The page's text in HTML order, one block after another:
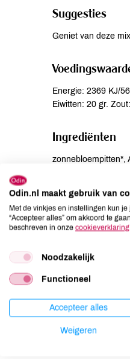
Suggesties
Geniet van deze
Energie: 2369 KJ/
Eiwitten: 20 gr.
Ingrediënten
zonnebloempitten*,
Allergenen
Aardnoten
Gluten
Lactose
Mosterd
Noten
Odin.nl maakt gebruik van
Met de vinkjes en instellingen kun
“Accepteer alles” om akkoord te
beschreven in onze cookieverklaring
Noodzakelijk
Functioneel
Accepteer alles
Weigeren